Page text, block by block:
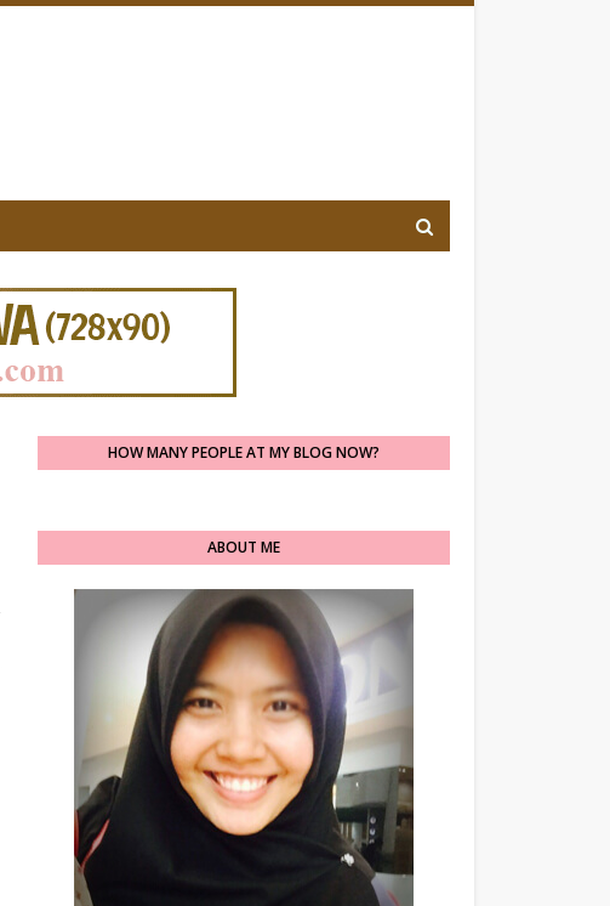
HOW MANY PEOPLE AT MY BLOG NOW?
ABOUT ME